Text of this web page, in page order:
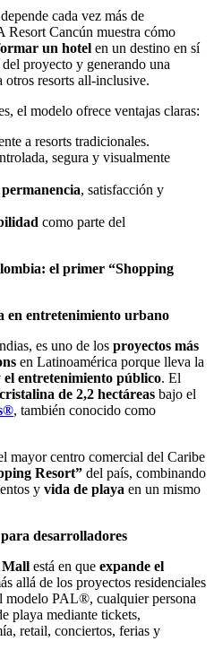
cada vez más de
Resort Cancún muestra cómo
un hotel en un destino en sí
proyecto y generando una
otros resorts all-inclusive.
el modelo ofrece ventajas claras:
a resorts tradicionales.
segura y visualmente
, satisfacción y
como parte del
el primer “Shopping
en entretenimiento urbano
es uno de los proyectos más
en Latinoamérica porque lleva la
el entretenimiento público. El
de 2,2 hectáreas bajo el
, también conocido como
mayor centro comercial del Caribe
Resort” del país, combinando
y vida de playa en un mismo
desarrolladores
Mall está en que expande el
allá de los proyectos residenciales
modelo PAL®, cualquier persona
playa mediante tickets,
retail, conciertos, ferias y